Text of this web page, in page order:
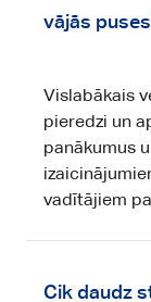
vājās
Vislabākais
pieredzi un
panākumus
vadītājiem
Cik daudz